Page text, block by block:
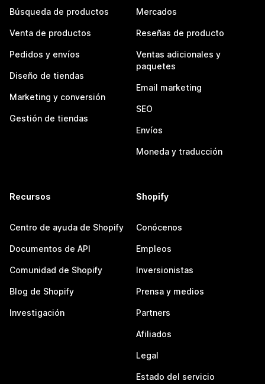
Búsqueda de productos
Venta de productos
Pedidos y envíos
Diseño de tiendas
Marketing y conversión
Gestión de tiendas
Mercados
Reseñas de producto
Ventas adicionales y
paquetes
Email marketing
SEO
Envíos
Moneda y traducción
Recursos
Centro de ayuda de Shopify
Documentos de API
Comunidad de Shopify
Blog de Shopify
Investigación
Shopify
Conócenos
Empleos
Inversionistas
Prensa y medios
Partners
Afiliados
Legal
Estado del servicio